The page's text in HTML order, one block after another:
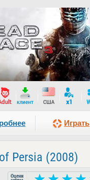
Играть
Persia (2008)